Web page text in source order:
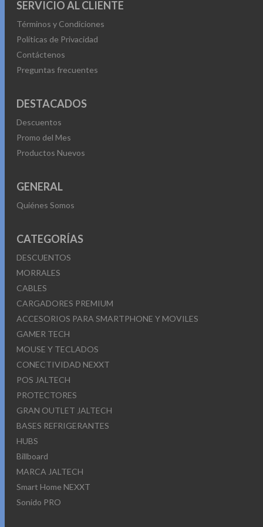
SERVICIO AL CLIENTE
Términos y Condiciones
Políticas de Privacidad
Contáctenos
Preguntas frecuentes
DESTACADOS
Descuentos
Promo del Mes
Productos Nuevos
GENERAL
Quiénes Somos
CATEGORÍAS
DESCUENTOS
MORRALES
CABLES
CARGADORES PREMIUM
ACCESORIOS PARA SMARTPHONE Y MOVILES
GAMER TECH
MOUSE Y TECLADOS
CONECTIVIDAD NEXXT
POS JALTECH
PROTECTORES
GRAN OUTLET JALTECH
BASES REFRIGERANTES
HUBS
Billboard
MARCA JALTECH
Smart Home NEXXT
Sonido PRO